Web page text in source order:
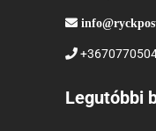
Legutóbbi